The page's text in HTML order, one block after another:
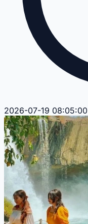
2026-07-19 08:05:00